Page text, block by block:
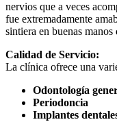
nervios que a veces
fue extremadamente
sintiera en buenas
Calidad de Servicio:
La clínica ofrece una
Odontología
Periodoncia
Implantes